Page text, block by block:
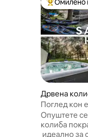
МеѓуОмилено
Дрвена
tre
Поглед кон
Опуштете
колиба
идеално за